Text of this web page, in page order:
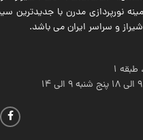
نورپردازی مدرن با جدیدترین
و سراسر ایران می باشد.